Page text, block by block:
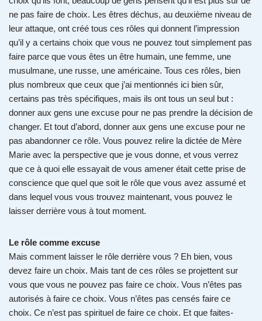
ne pas faire de choix. Les êtres déchus, au deuxième niveau de
leur attaque, ont créé tous ces rôles qui donnent l’impression
qu’il y a certains choix que vous ne pouvez tout simplement pas
faire parce que vous êtes un être humain, une femme, une
musulmane, une russe, une américaine. Tous ces rôles, bien
plus nombreux que ceux que j’ai mentionnés ici bien sûr,
certains pas très spécifiques, mais ils ont tous un seul but :
donner aux gens une excuse pour ne pas prendre la décision de
changer. Et tout d’abord, donner aux gens une excuse pour ne
pas abandonner ce rôle. Vous pouvez relire la dictée de Mère
Marie avec la perspective que je vous donne, et vous verrez
que ce à quoi elle essayait de vous amener était cette prise de
conscience que quel que soit le rôle que vous avez assumé et
dans lequel vous vous trouvez maintenant, vous pouvez le
laisser derrière vous à tout moment.
Le rôle comme excuse
Mais comment laisser le rôle derrière vous ? Eh bien, vous
devez faire un choix. Mais tant de ces rôles se projettent sur
vous que vous ne pouvez pas faire ce choix. Vous n’êtes pas
autorisés à faire ce choix. Vous n’êtes pas censés faire ce
choix. Ce n’est pas spirituel de faire ce choix. Et que faites-